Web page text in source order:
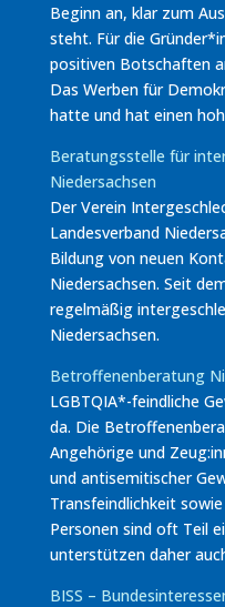
Beginn an, klar zum
steht. Für die
positiven Botschaften
Das Werben für
hatte und hat einen
Beratungsstelle für
Niedersachsen
Der Verein
Landesverband
Bildung von neuen
Niedersachsen. Seit
regelmäßig
Niedersachsen.
Betroffenenberatung
LGBTQIA*-feindliche
da. Die
Angehörige und
und antisemitischer
Transfeindlichkeit
Personen sind oft Teil
unterstützen daher
BISS –